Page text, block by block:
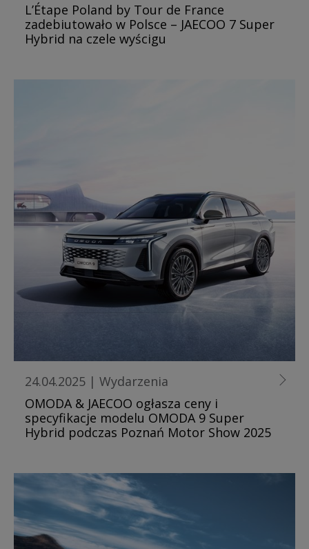
L’Étape Poland by Tour de France
zadebiutowało w Polsce – JAECOO 7 Super
Hybrid na czele wyścigu
24.04.2025 | Wydarzenia
OMODA & JAECOO ogłasza ceny i
specyfikacje modelu OMODA 9 Super
Hybrid podczas Poznań Motor Show 2025